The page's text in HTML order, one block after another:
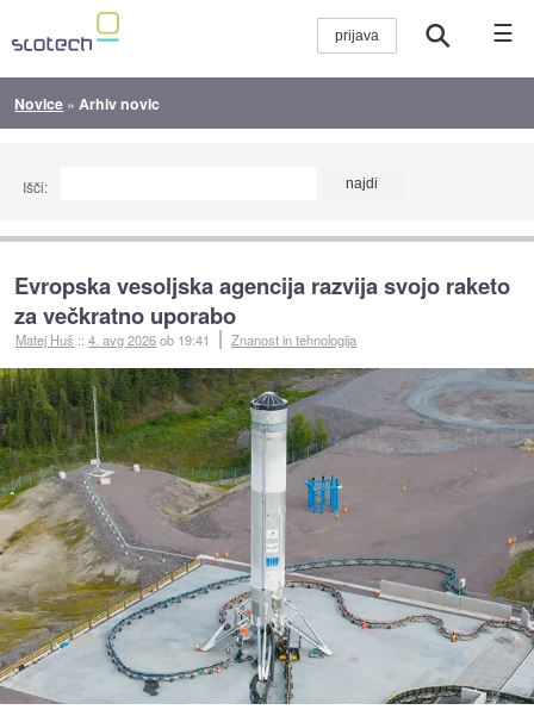
☰
Novice » Arhiv novic
Išči:
Evropska vesoljska agencija razvija svojo raketo
za večkratno uporabo
Matej Huš ::4. avg 2026ob 19:41 Znanost in tehnologija